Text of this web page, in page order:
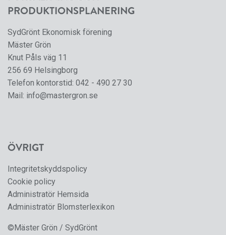
PRODUKTIONSPLANERING
SydGrönt Ekonomisk förening
Mäster Grön
Knut Påls väg 11
256 69 Helsingborg
Telefon kontorstid: 042 - 490 27 30
Mail: info@mastergron.se
ÖVRIGT
Integritetskyddspolicy
Cookie policy
Administratör Hemsida
Administratör Blomsterlexikon
©Mäster Grön / SydGrönt